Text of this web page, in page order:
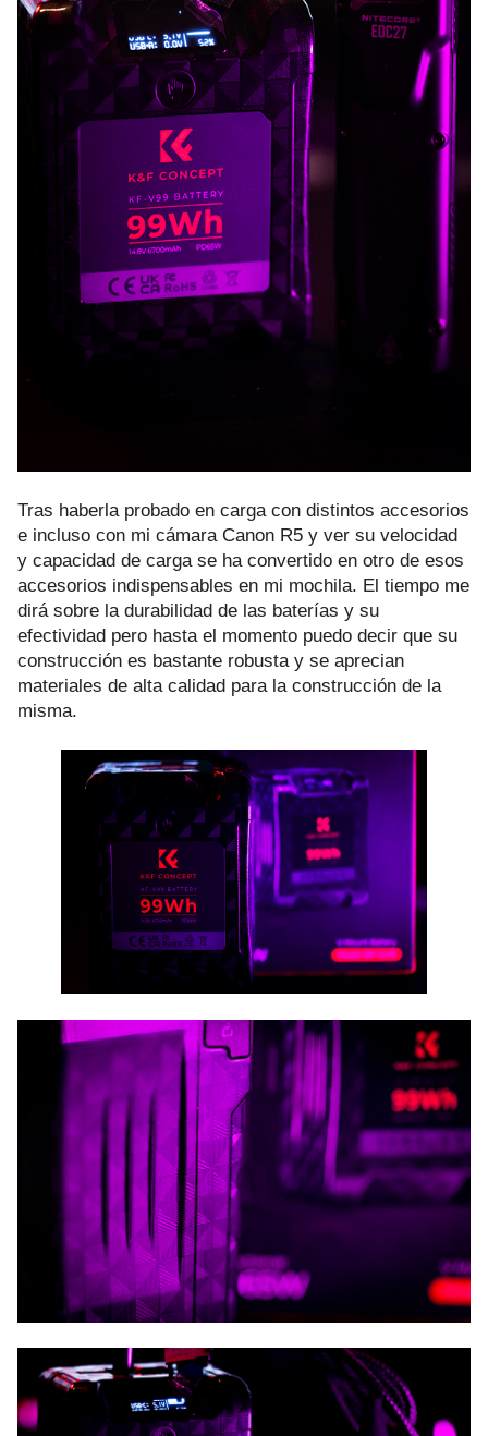
Tras haberla probado en carga con distintos accesorios
e incluso con mi cámara Canon R5 y ver su velocidad
y capacidad de carga se ha convertido en otro de esos
accesorios indispensables en mi mochila. El tiempo me
dirá sobre la durabilidad de las baterías y su
efectividad pero hasta el momento puedo decir que su
construcción es bastante robusta y se aprecian
materiales de alta calidad para la construcción de la
misma.